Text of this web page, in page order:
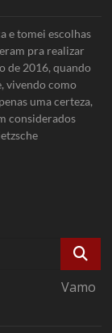
e tomei escolhas
pra realizar
de 2016, quando
vivendo como
uma certeza,
considerados
Posso
ajudar?
Vamo